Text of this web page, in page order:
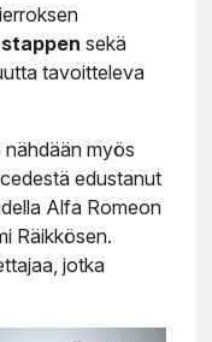
sekä
tavoitteleva
myös
edustanut
Alfa Romeon
Räikkösen.
jotka